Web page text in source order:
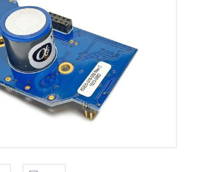
cảm biến
bị điều khiển
quản lý cho toà nhà (BMS)